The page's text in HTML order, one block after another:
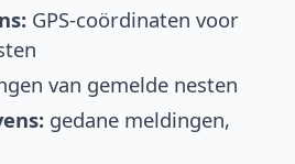
GPS-coördinaten voor
van gemelde nesten
gedane meldingen,